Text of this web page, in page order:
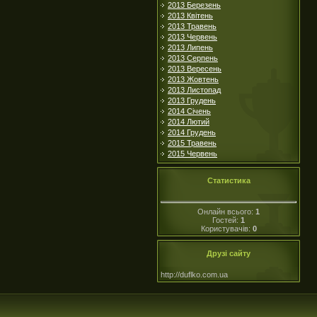
2013 Березень
2013 Квітень
2013 Травень
2013 Червень
2013 Липень
2013 Серпень
2013 Вересень
2013 Жовтень
2013 Листопад
2013 Грудень
2014 Січень
2014 Лютий
2014 Грудень
2015 Травень
2015 Червень
Статистика
Онлайн всього: 1
Гостей: 1
Користувачів: 0
Друзі сайту
http://duflko.com.ua